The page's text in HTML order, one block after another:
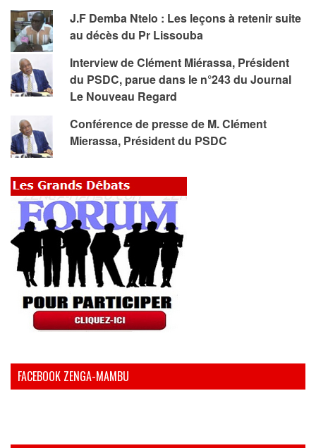
J.F Demba Ntelo : Les leçons à retenir suite
au décès du Pr Lissouba
Interview de Clément Miérassa, Président
du PSDC, parue dans le n°243 du Journal
Le Nouveau Regard
Conférence de presse de M. Clément
Mierassa, Président du PSDC
FACEBOOK ZENGA-MAMBU